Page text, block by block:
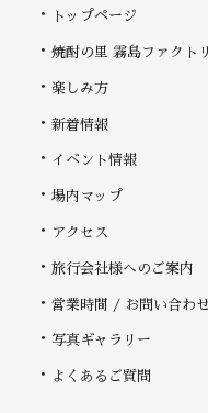
トップページ
焼酎の里 霧島ファクト
楽しみ方
新着情報
イベント情報
場内マップ
アクセス
旅行会社様へのご案内
営業時間 / お問い合わ
写真ギャラリー
よくあるご質問